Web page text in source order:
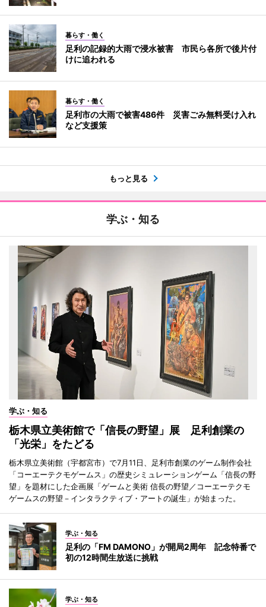
暮らす・働く
足利の記録的大雨で浸水被害 市民ら各所で後片付
けに追われる
暮らす・働く
足利市の大雨で被害486件 災害ごみ無料受け入れ
など支援策
もっと見る
学ぶ・知る
学ぶ・知る
栃木県立美術館で「信長の野望」展 足利創業の
「光栄」をたどる
栃木県立美術館（宇都宮市）で7月11日、足利市創業のゲーム制作会社
「コーエーテクモゲームス」の歴史シミュレーションゲーム「信長の野
望」を題材にした企画展「ゲームと美術 信長の野望／コーエーテクモ
ゲームスの野望－インタラクティブ・アートの誕生」が始まった。
学ぶ・知る
足利の「FM DAMONO」が開局2周年 記念特番で
初の12時間生放送に挑戦
学ぶ・知る